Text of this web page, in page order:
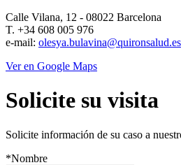
Calle Vilana, 12 - 08022 Barcelona
T. +34 608 005 976
e-mail: olesya.bulavina@quironsalud.es
Ver en Google Maps
Solicite su visita
Solicite información de su caso a
*Nombre